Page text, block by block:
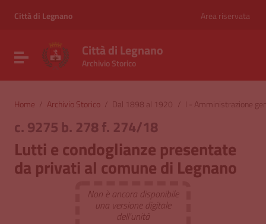
Vai al menu di navigazione
Città di Legnano Area riservata
Attiva / disattiva la navigazione
Città di Legnano
Archivio Storico
Home / Archivio Storico / Dal 1898 al 1920 / I - Amministrazione
c. 9275 b. 278 f. 274/18
Lutti e condoglianze presentate
da privati al comune di Legnano
Non è ancora disponibile
una versione digitale
dell'unità